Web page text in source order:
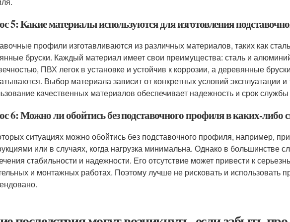
5: Какие материалы используются для изготовления
профили изготавливаются из различных материалов, таких как
бруски. Каждый материал имеет свои преимущества: сталь и
ПВХ легок в установке и устойчив к коррозии, а деревянные
Выбор материала зависит от конкретных условий эксплуатации и
качественных материалов обеспечивает надежность и срок
6: Можно ли обойтись без подставочного профиля в каких-либо
ситуациях можно обойтись без подставочного профиля, например,
или в случаях, когда нагрузка минимальна. Однако в большинстве
стабильности и надежности. Его отсутствие может привести к
и монтажных работах. Поэтому лучше не рисковать и использовать